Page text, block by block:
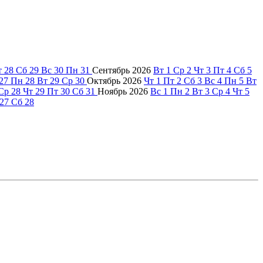
28 Сб 29 Вс 30 Пн 31 Сентябрь 2026 Вт 1 Ср 2 Чт 3 Пт 4 Сб 5
27 Пн 28 Вт 29 Ср 30 Октябрь 2026 Чт 1 Пт 2 Сб 3 Вс 4 Пн 5 Вт
28 Чт 29 Пт 30 Сб 31 Ноябрь 2026 Вс 1 Пн 2 Вт 3 Ср 4 Чт 5
27 Сб 28